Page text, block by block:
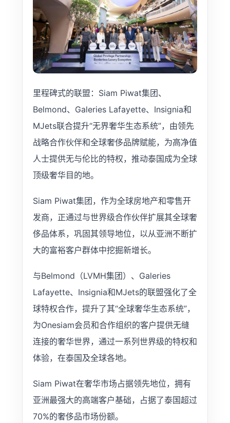
里程碑式的联盟：Siam Piwat集团、
Belmond、Galeries Lafayette、Insignia和
MJets联合提升“无界奢华生态系统”，由领先
战略合作伙伴和全球奢侈品牌赋能，为高净值
人士提供无与伦比的特权，推动泰国成为全球
顶级奢华目的地。
Siam Piwat集团，作为全球房地产和零售开
发商，正通过与世界级合作伙伴扩展其全球奢
侈品体系，巩固其领导地位，以从亚洲不断扩
大的富裕客户群体中挖掘新增长。
与Belmond（LVMH集团）、Galeries
Lafayette、Insignia和MJets的联盟强化了全
球特权合作，提升了其“全球奢华生态系统”，
为Onesiam会员和合作组织的客户提供无缝
连接的奢华世界，通过一系列世界级的特权和
体验，在泰国及全球各地。
Siam Piwat在奢华市场占据领先地位，拥有
亚洲最强大的高端客户基础，占据了泰国超过
70%的奢侈品市场份额。